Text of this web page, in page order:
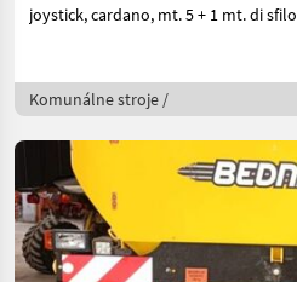
joystick, cardano, mt. 5 + 1 mt. di sfilo
Komunálne stroje /